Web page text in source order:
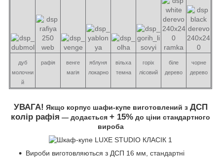
дуб
молочни
й
рафія
венге
магія
яблуня
локарно
вільха
темна
горіх
лісовий
біле
дерево
чорне
дерево
УВАГА! Якщо корпус шафи-купе виготовлений з ДСП
колір рафія ― додається + 15% до ціни стандартного
вироба
Вироби виготовляються з ДСП 16 мм, стандартні